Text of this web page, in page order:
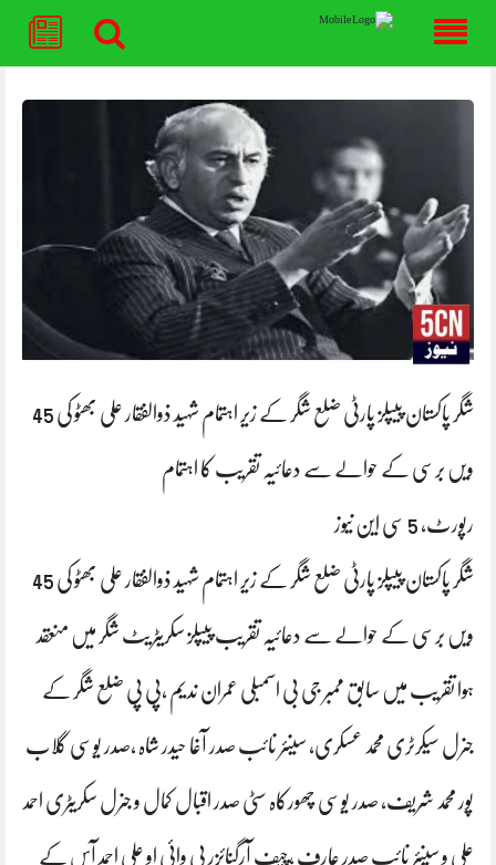
content
شگر پاکستان پیپلز پارٹی ضلع شگر کے زیر اہتمام شہید ذوالفقار علی بھٹو کی 45
ویں برسی کے حوالے سے دعائیہ تقریب کا اہتمام
رپورٹ، 5 سی این نیوز
شگر پاکستان پیپلز پارٹی ضلع شگر کے زیر اہتمام شہید ذوالفقار علی بھٹو کی 45
ویں برسی کے حوالے سے دعائیہ تقریب پیپلز سکریٹریٹ شگر میں منعقد
ہوا تقریب میں سابق ممبر جی بی اسمبلی عمران ندیم ،پی پی ضلع شگر کے
جنرل سیکرٹری محمد عسکری، سینئر نائب صدر آغا حیدر شاہ ،صدر یوسی گلاب
پور محمد شریف، صدر یوسی چھورکاہ سٹی صدر اقبال کمال و جنرل سکریٹری احمد
علی و سینئر نائب صدر عارف ،چیف آرگنائزر پی وائی او علی احمد آس کے